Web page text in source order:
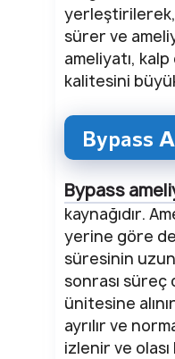
yerleştirilerek,
sürer ve
ameliyatı,
kalitesini
Bypass
Bypass
kaynağıdır.
yerine göre
süresinin uzun
sonrası süreç
ünitesine
ayrılır ve
izlenir ve olası